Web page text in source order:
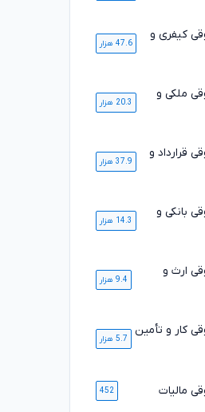
پیشنهاد بنیاد وکلا
کیفری و
47.6 هزار
ملکی و
20.3 هزار
قرارداد و
37.9 هزار
بانکی و
14.3 هزار
ارث و
9.4 هزار
کار و تأمین
5.7 هزار
مالیات 452